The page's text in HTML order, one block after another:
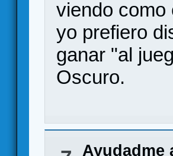
viendo como
yo prefiero
ganar "al
Oscuro.
Ayudadme